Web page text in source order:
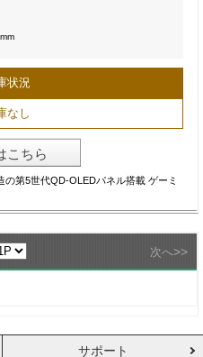
状況
なし
こちら
第5世代QD-OLEDパネル搭載 ゲーミ
次へ>>
サポート